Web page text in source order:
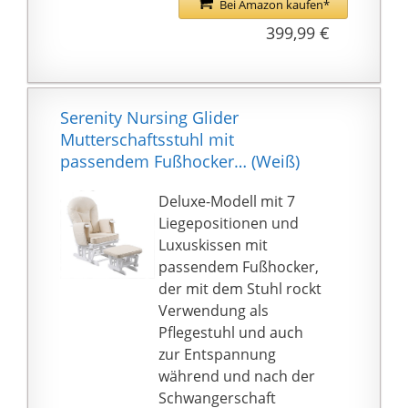
Rutschfeste Fußpolster,
verhindern, dass Ihr
Produktdaten:
Stuhlgröße: 68B x 91,5T
x 88H cm. Ottomane
Abmessung: 68B x 48T x
50H cm. Belastbarkeit:
180kg (Stuhl), 120kg
(Ottomane). Montage
erforderlich.
Fernbedienung lässt
sich Ihr Massagesessel
Sitzposition in eine
Liegeposition bringen.
Vibrationsmassage -- 4
Teile, 8
Vibrationspunkte:
Rücken, Hüfte, Bein,
Wade. 2
Vibrationsintensitäten
und die Timer-Funktion
geben Ihnen ein
besseres
Massageerlebnis. Die
jeweilige Massagezone
können Sie individuell
einstellen.
Bei Amazon kaufen*
399,99 €
Serenity Nursing Glider
Mutterschaftsstuhl mit
passendem Fußhocker… (Weiß)
Deluxe-Modell mit 7
Liegepositionen und
Luxuskissen mit
passendem Fußhocker,
der mit dem Stuhl rockt
Verwendung als
Pflegestuhl und auch
zur Entspannung
während und nach der
Schwangerschaft